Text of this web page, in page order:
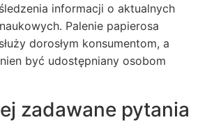
informacji o aktualnych
Palenie papierosa
dorosłym konsumentom, a
być udostępniany osobom
zadawane pytania